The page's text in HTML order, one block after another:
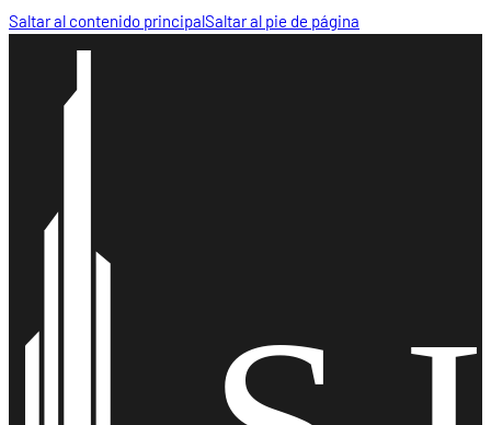
Saltar al contenido principalSaltar al pie de página